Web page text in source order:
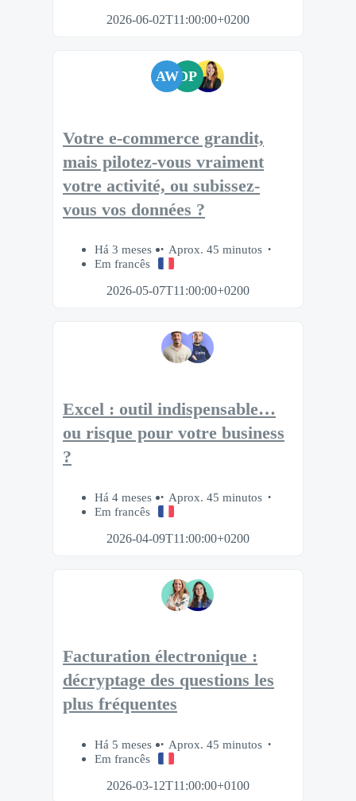
2026-06-02T11:00:00+0200
AWDP
Votre e-commerce grandit,
mais pilotez-vous vraiment
votre activité, ou subissez-
vous vos données ?
Há 3 meses
Aprox. 45 minutos
Em francês
2026-05-07T11:00:00+0200
Excel : outil indispensable…
ou risque pour votre business
?
Há 4 meses
Aprox. 45 minutos
Em francês
2026-04-09T11:00:00+0200
Facturation électronique :
décryptage des questions les
plus fréquentes
Há 5 meses
Aprox. 45 minutos
Em francês
2026-03-12T11:00:00+0100